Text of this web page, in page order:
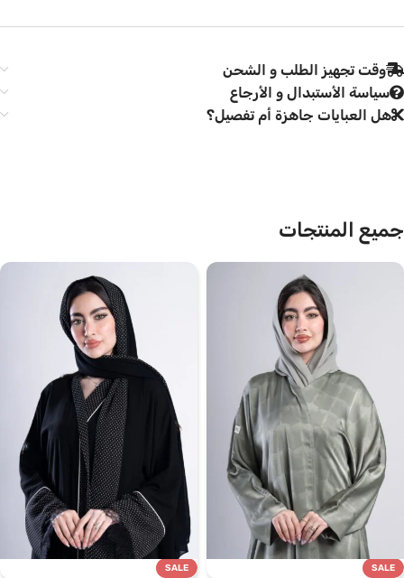
وقت تجهيز الطلب و الشحن
سياسة الأستبدال و الأرجاع
هل العبايات جاهزة أم تفصيل؟
جميع المنتجات
SALE
SALE